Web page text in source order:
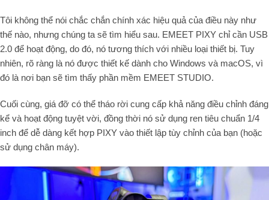
Tôi không thể nói chắc chắn chính xác hiệu quả của điều này như
thế nào, nhưng chúng ta sẽ tìm hiểu sau. EMEET PIXY chỉ cần USB
2.0 để hoạt động, do đó, nó tương thích với nhiều loại thiết bị. Tuy
nhiên, rõ ràng là nó được thiết kế dành cho Windows và macOS, vì
đó là nơi bạn sẽ tìm thấy phần mềm EMEET STUDIO.
Cuối cùng, giá đỡ có thể tháo rời cung cấp khả năng điều chỉnh đáng
kể và hoạt động tuyệt vời, đồng thời nó sử dụng ren tiêu chuẩn 1/4
inch để dễ dàng kết hợp PIXY vào thiết lập tùy chỉnh của bạn (hoặc
sử dụng chân máy).